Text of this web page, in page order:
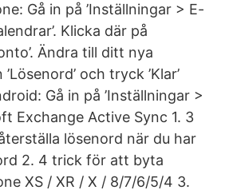
Gå in på ’Inställningar > E-
Klicka där på
Ändra till ditt nya
och tryck ’Klar’
Gå in på ’Inställningar >
Exchange Active Sync 1. 3
lösenord när du har
2. 4 trick för att byta
XS / XR / X / 8/7/6/5/4 3.